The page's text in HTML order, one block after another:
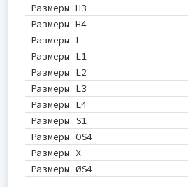
Размеры H3
Размеры H4
Размеры L
Размеры L1
Размеры L2
Размеры L3
Размеры L4
Размеры S1
Размеры OS4
Размеры X
Размеры ØS4